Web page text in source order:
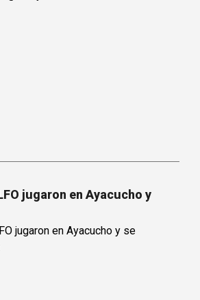
jugaron en Ayacucho y